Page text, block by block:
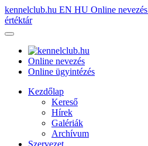
kennelclub.hu EN HU Online nevezés
értéktár
Online nevezés
Online ügyintézés
Kezdőlap
Kereső
Hírek
Galériák
Archívum
Szervezet